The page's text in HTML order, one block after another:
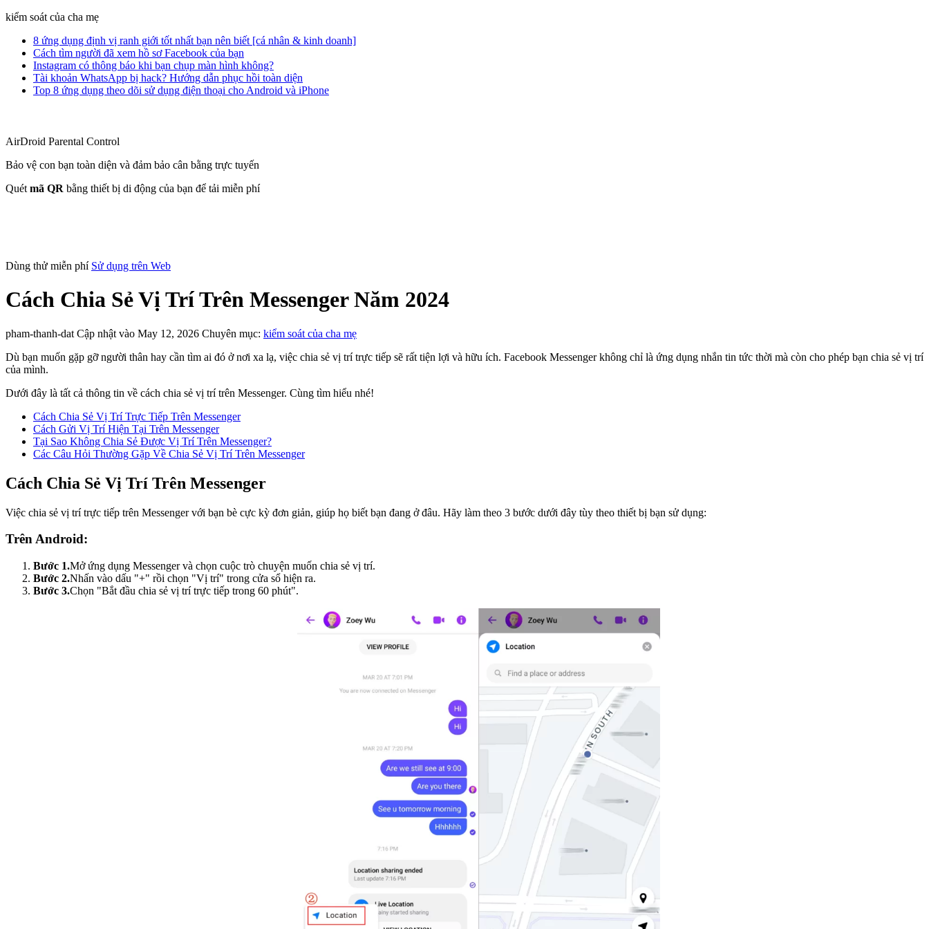
kiểm soát của cha mẹ
8 ứng dụng định vị ranh giới tốt nhất bạn nên biết [cá nhân & kinh doanh]
Cách tìm người đã xem hồ sơ Facebook của bạn
Instagram có thông báo khi bạn chụp màn hình không?
Tài khoản WhatsApp bị hack? Hướng dẫn phục hồi toàn diện
Top 8 ứng dụng theo dõi sử dụng điện thoại cho Android và iPhone
AirDroid Parental Control
Bảo vệ con bạn toàn diện và đảm bảo cân bằng trực tuyến
Quét mã QR bằng thiết bị di động của bạn để tải miễn phí
Dùng thử miễn phí Sử dụng trên Web
Cách Chia Sẻ Vị Trí Trên Messenger Năm 2024
pham-thanh-dat Cập nhật vào May 12, 2026 Chuyên mục: kiểm soát của cha mẹ
Dù bạn muốn gặp gỡ người thân hay cần tìm ai đó ở nơi xa lạ, việc chia sẻ vị trí trực tiếp sẽ rất tiện lợi và hữu ích. Facebook Messenger không chỉ là ứng dụng nhắn tin tức thời mà còn cho phép bạn chia sẻ vị trí
của mình.
Dưới đây là tất cả thông tin về cách chia sẻ vị trí trên Messenger. Cùng tìm hiểu nhé!
Cách Chia Sẻ Vị Trí Trực Tiếp Trên Messenger
Cách Gửi Vị Trí Hiện Tại Trên Messenger
Tại Sao Không Chia Sẻ Được Vị Trí Trên Messenger?
Các Câu Hỏi Thường Gặp Về Chia Sẻ Vị Trí Trên Messenger
Cách Chia Sẻ Vị Trí Trên Messenger
Việc chia sẻ vị trí trực tiếp trên Messenger với bạn bè cực kỳ đơn giản, giúp họ biết bạn đang ở đâu. Hãy làm theo 3 bước dưới đây tùy theo thiết bị bạn sử dụng:
Trên Android:
Bước 1.Mở ứng dụng Messenger và chọn cuộc trò chuyện muốn chia sẻ vị trí.
Bước 2.Nhấn vào dấu "+" rồi chọn "Vị trí" trong cửa sổ hiện ra.
Bước 3.Chọn "Bắt đầu chia sẻ vị trí trực tiếp trong 60 phút".